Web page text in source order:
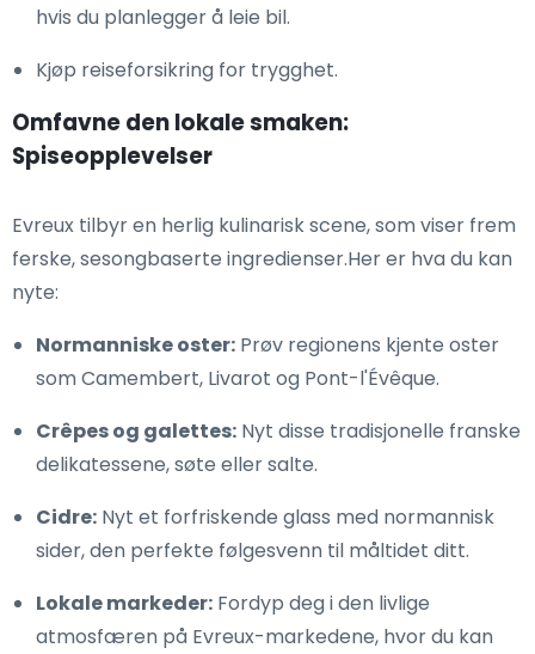
hvis du planlegger å leie bil.
Kjøp reiseforsikring for trygghet.
Omfavne den lokale smaken:
Spiseopplevelser
Evreux tilbyr en herlig kulinarisk scene, som viser frem
ferske, sesongbaserte ingredienser.Her er hva du kan
nyte:
Normanniske oster: Prøv regionens kjente oster
som Camembert, Livarot og Pont-l'Évêque.
Crêpes og galettes: Nyt disse tradisjonelle franske
delikatessene, søte eller salte.
Cidre: Nyt et forfriskende glass med normannisk
sider, den perfekte følgesvenn til måltidet ditt.
Lokale markeder: Fordyp deg i den livlige
atmosfæren på Evreux-markedene, hvor du kan